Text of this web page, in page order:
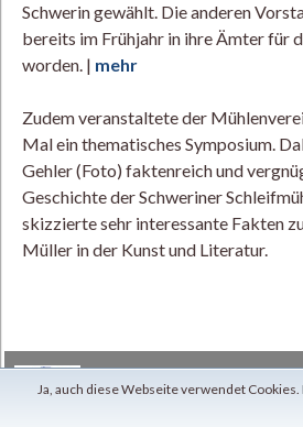
Ja, auch diese Webseite verwendet Cookies.
Schwerin gewählt. Die anderen
bereits im Frühjahr in ihre Ämter für
worden. | mehr
Zudem veranstaltete der
Mal ein thematisches Symposium.
Gehler (Foto) faktenreich und
Geschichte der Schweriner
skizzierte sehr interessante Fakten
Müller in der Kunst und Literatur.